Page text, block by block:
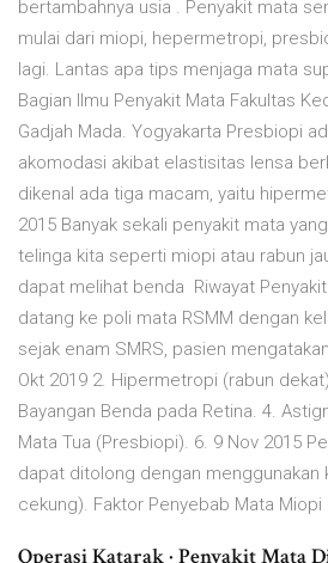
bertambahnya usia . Penyakit mata
mulai dari miopi, hepermetropi,
lagi. Lantas apa tips menjaga mata
Bagian Ilmu Penyakit Mata Fakultas
Gadjah Mada. Yogyakarta Presbiopi
akomodasi akibat elastisitas lensa
dikenal ada tiga macam, yaitu
2015 Banyak sekali penyakit mata
telinga kita seperti miopi atau rabun
dapat melihat benda Riwayat
datang ke poli mata RSMM dengan
sejak enam SMRS, pasien
Okt 2019 2. Hipermetropi (rabun
Bayangan Benda pada Retina. 4.
Mata Tua (Presbiopi). 6. 9 Nov 2015
dapat ditolong dengan menggunakan
cekung). Faktor Penyebab Mata
Operasi Katarak · Penyakit Mata